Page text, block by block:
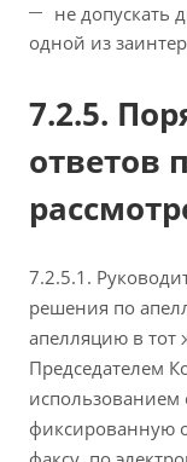
не допускать
одной из
7.2.5.
ответов
7.2.5.1.
решения по
апелляцию в тот
Председателем
использованием
фиксированную